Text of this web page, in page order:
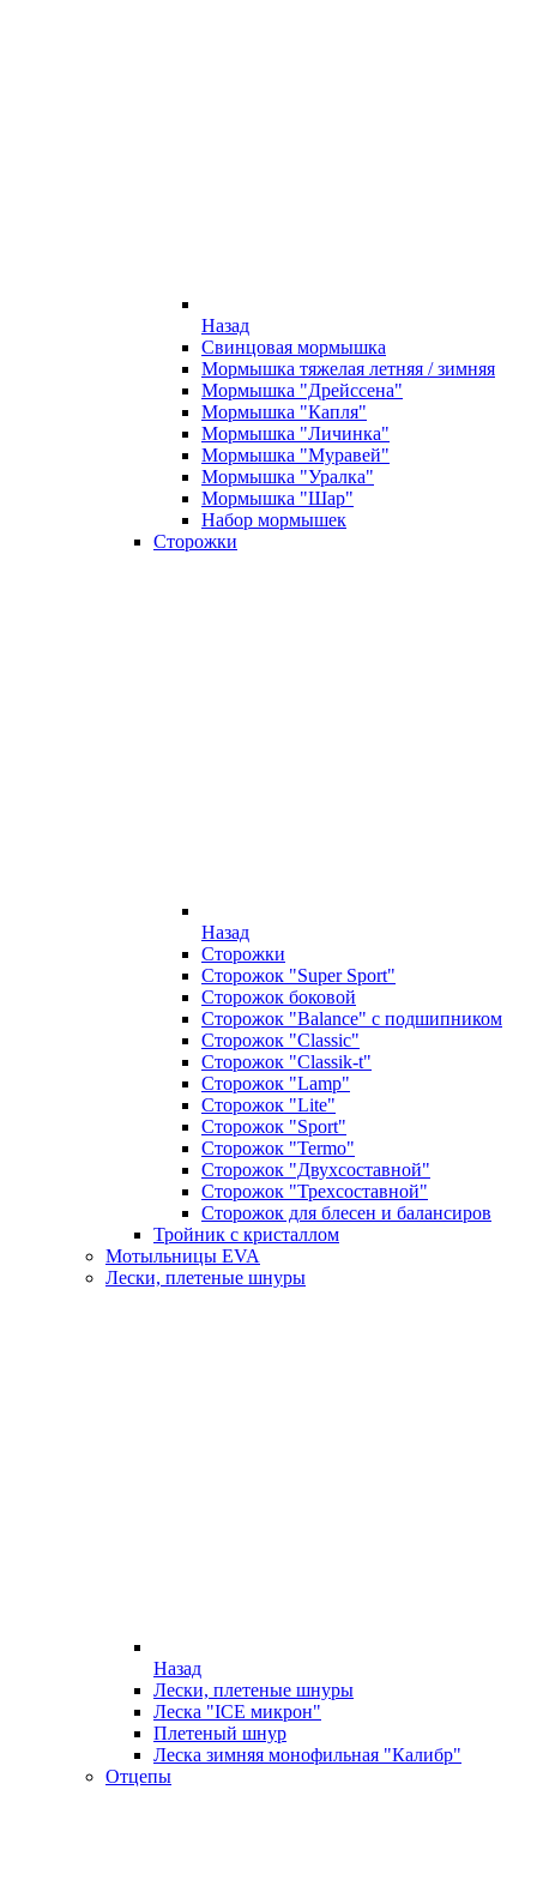
Назад
Свинцовая мормышка
Мормышка тяжелая летняя / зимняя
Мормышка "Дрейссена"
Мормышка "Капля"
Мормышка "Личинка"
Мормышка "Муравей"
Мормышка "Уралка"
Мормышка "Шар"
Набор мормышек
Сторожки
Назад
Сторожки
Сторожок "Super Sport"
Сторожок боковой
Сторожок "Balance" с подшипником
Сторожок "Classic"
Сторожок "Classik-t"
Сторожок "Lamp"
Сторожок "Lite"
Сторожок "Sport"
Сторожок "Termo"
Сторожок "Двухсоставной"
Сторожок "Трехсоставной"
Сторожок для блесен и балансиров
Тройник с кристаллом
Мотыльницы EVA
Лески, плетеные шнуры
Назад
Лески, плетеные шнуры
Леска "ICE микрон"
Плетеный шнур
Леска зимняя монофильная "Калибр"
Отцепы